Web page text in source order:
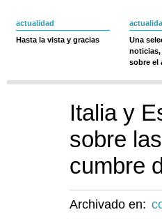
actualidad
Hasta la vista y gracias
Una
sobre el
Italia y
sobre
cumbre
Archivado en: